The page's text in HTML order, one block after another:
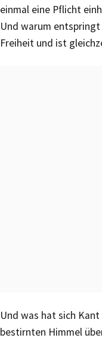
einmal eine Pflicht
Und warum
Freiheit und ist
Und was hat sich
bestirnten Himmel